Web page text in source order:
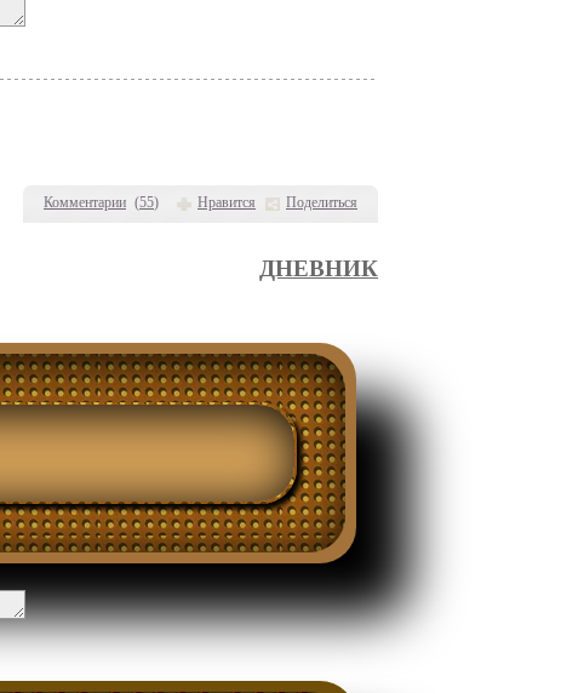
Комментарии (55) Нравится Поделиться
ДНЕВНИК